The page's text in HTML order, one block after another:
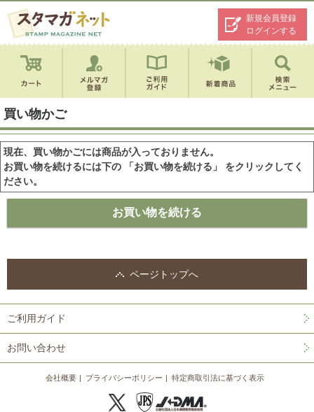
新規会員登録
ログインする
買い物かご
現在、買い物かごには商品が入っておりません。
お買い物を続けるには下の 「お買い物を続ける」 をクリックしてく
ださい。
ページトップへ
ご利用ガイド
お問い合わせ
会社概要 プライバシーポリシー 特定商取引法に基づく表示